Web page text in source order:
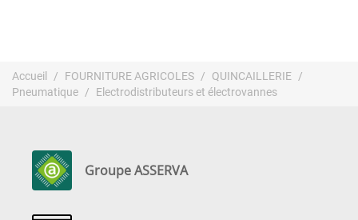
Accueil FOURNITURE AGRICOLES
QUINCAILLERIE
Pneumatique
Electrodistributeurs et électrovannes
Groupe ASSERVA